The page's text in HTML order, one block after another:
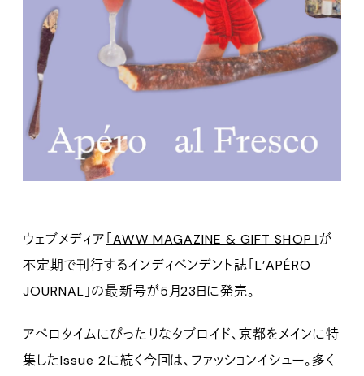
ウェブメディア「AWW MAGAZINE & GIFT SHOP」が
不定期で刊行するインディペンデント誌「L’APÉRO
JOURNAL」の最新号が5月23日に発売。
アペロタイムにぴったりなタブロイド、京都をメインに特
集したIssue 2に続く今回は、ファッションイシュー。多く